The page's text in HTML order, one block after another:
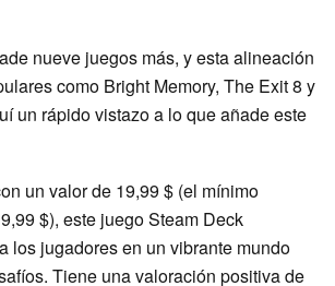
nueve juegos más, y esta alineación
como Bright Memory, The Exit 8 y
un rápido vistazo a lo que añade este
un valor de 19,99 $ (el mínimo
$), este juego Steam Deck
los jugadores en un vibrante mundo
Tiene una valoración positiva de